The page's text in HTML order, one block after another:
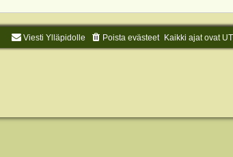
Kaikki ajat ovat
Poista evästeet
Viesti Ylläpidolle